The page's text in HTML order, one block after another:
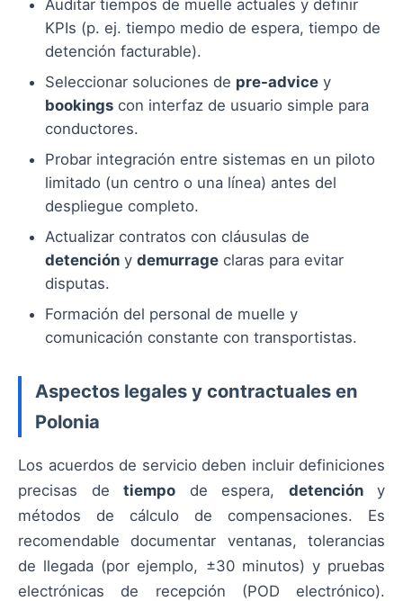
Auditar tiempos de muelle actuales y definir
KPIs (p. ej. tiempo medio de espera, tiempo de
detención facturable).
Seleccionar soluciones de pre-advice y
bookings con interfaz de usuario simple para
conductores.
Probar integración entre sistemas en un piloto
limitado (un centro o una línea) antes del
despliegue completo.
Actualizar contratos con cláusulas de
detención y demurrage claras para evitar
disputas.
Formación del personal de muelle y
comunicación constante con transportistas.
Aspectos legales y contractuales en
Polonia
Los acuerdos de servicio deben incluir definiciones
precisas de tiempo de espera, detencióny
métodos de cálculo de compensaciones. Es
recomendable documentar ventanas, tolerancias
de llegada (por ejemplo, ±30 minutos) y pruebas
electrónicas de recepción (POD electrónico).